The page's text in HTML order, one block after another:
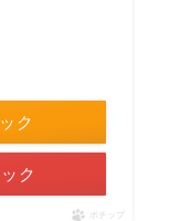
ク
ク
ポチップ